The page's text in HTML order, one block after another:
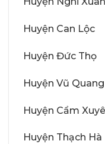
Huyện Can Lộc
Huyện Đức Thọ
Huyện Vũ Quang
Huyện Cẩm
Huyện Thạch Hà